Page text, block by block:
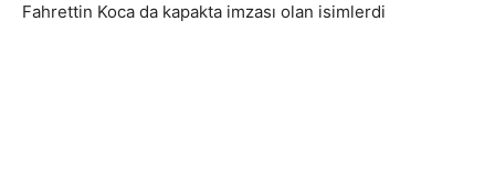
Fahrettin Koca da kapakta imzası olan isimlerdi